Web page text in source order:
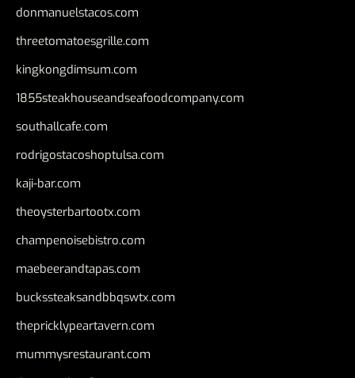
donmanuelstacos.com
threetomatoesgrille.com
kingkongdimsum.com
1855steakhouseandseafoodcompany.com
southallcafe.com
rodrigostacoshoptulsa.com
kaji-bar.com
theoysterbartootx.com
champenoisebistro.com
maebeerandtapas.com
buckssteaksandbbqswtx.com
thepricklypeartavern.com
mummysrestaurant.com